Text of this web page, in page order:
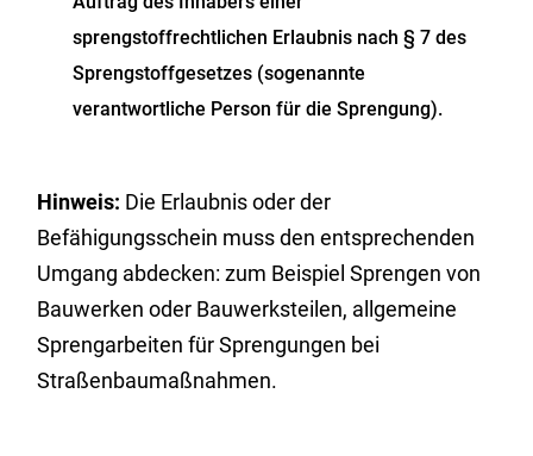
sprengstoffrechtlichen Erlaubnis nach § 7 des
Sprengstoffgesetzes (sogenannte
verantwortliche Person für die Sprengung).
Hinweis: Die Erlaubnis oder der
Befähigungsschein muss den entsprechenden
Umgang abdecken: zum Beispiel Sprengen von
Bauwerken oder Bauwerksteilen, allgemeine
Sprengarbeiten für Sprengungen bei
Straßenbaumaßnahmen.